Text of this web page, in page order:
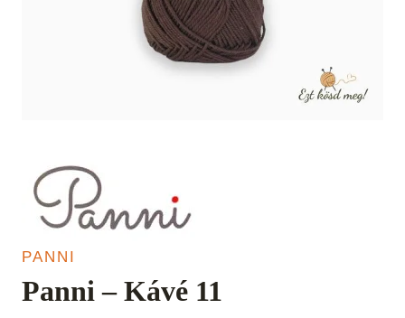
PANNI
Panni – Kávé 11